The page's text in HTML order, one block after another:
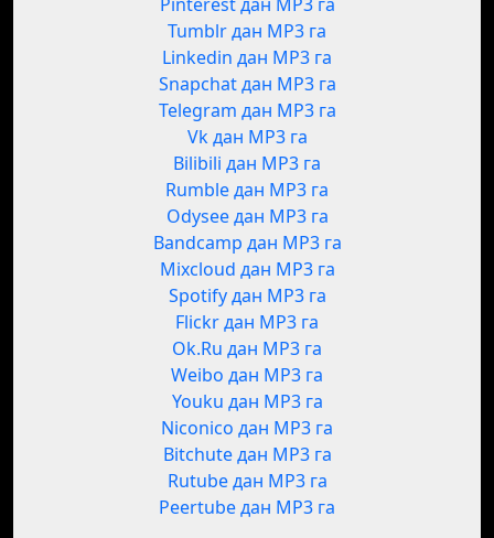
Tumblr дан MP3 га
Linkedin дан MP3 га
Snapchat дан MP3 га
Telegram дан MP3 га
Vk дан MP3 га
Bilibili дан MP3 га
Rumble дан MP3 га
Odysee дан MP3 га
Bandcamp дан MP3 га
Mixcloud дан MP3 га
Spotify дан MP3 га
Flickr дан MP3 га
Ok.Ru дан MP3 га
Weibo дан MP3 га
Youku дан MP3 га
Niconico дан MP3 га
Bitchute дан MP3 га
Rutube дан MP3 га
Peertube дан MP3 га